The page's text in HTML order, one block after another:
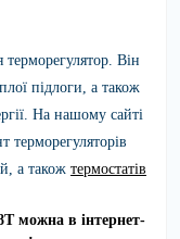
Він
підлоги, а також
На нашому сайті
терморегуляторів
а також термостатів
можна в інтернет-